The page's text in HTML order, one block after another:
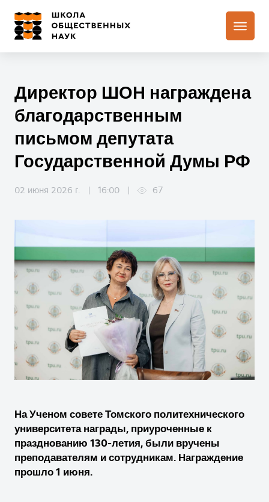
Директор ШОН награждена
благодарственным
письмом депутата
Государственной Думы РФ
02 июня 2026 г. 16:00 67
На Ученом совете Томского политехнического
университета награды, приуроченные к
празднованию 130-летия, были вручены
преподавателям и сотрудникам. Награждение
прошло 1 июня.